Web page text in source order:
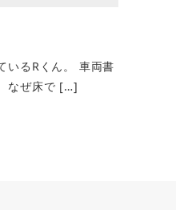
いるRくん。 車両書
なぜ床で […]